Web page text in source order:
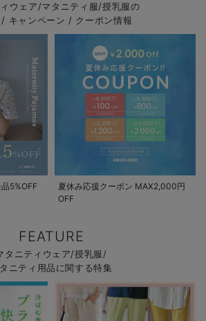
ウェア/マタニティ服/授乳服の
/ キャンペーン / クーポン情報
5%OFF
夏休み応援クーポン MAX2,000円
OFF
FEATURE
タニティウェア/授乳服/
ニティ用品に関する特集